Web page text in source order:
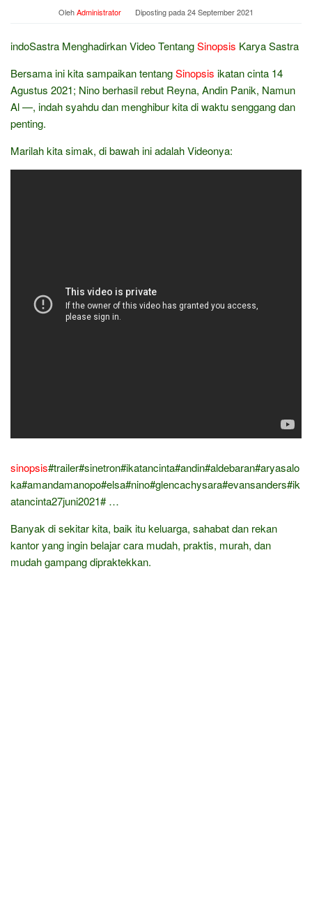
OlehAdministrator Diposting pada24 September 2021
indoSastra Menghadirkan Video TentangSinopsis Karya Sastra
Bersama ini kita sampaikan tentangSinopsis ikatan cinta 14
Agustus 2021; Nino berhasil rebut Reyna, Andin Panik, Namun
Al —, indah syahdu dan menghibur kita di waktu senggang dan
penting.
Marilah kita simak, di bawah ini adalah Videonya:
sinopsis#trailer#sinetron#ikatancinta#andin#aldebaran#aryasalo
ka#amandamanopo#elsa#nino#glencachysara#evansanders#ik
atancinta27juni2021# …
Banyak di sekitar kita, baik itu keluarga, sahabat dan rekan
kantor yang ingin belajar cara mudah, praktis, murah, dan
mudah gampang dipraktekkan.